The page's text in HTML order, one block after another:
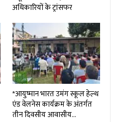
अधिकारियों के ट्रांसफर
*आयुष्मान भारत उमंग स्कूल हेल्थ
एंड वेलनेस कार्यक्रम के अंतर्गत
तीन दिवसीय आवासीय…